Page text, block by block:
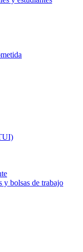
y bolsas de trabajo